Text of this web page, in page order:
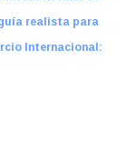
realista para
Internacional: